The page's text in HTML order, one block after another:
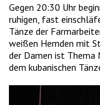
Gegen 20:30 Uhr
ruhigen, fast
Tänze der
weißen Hemden mit
der Damen ist Thema
dem kubanischen